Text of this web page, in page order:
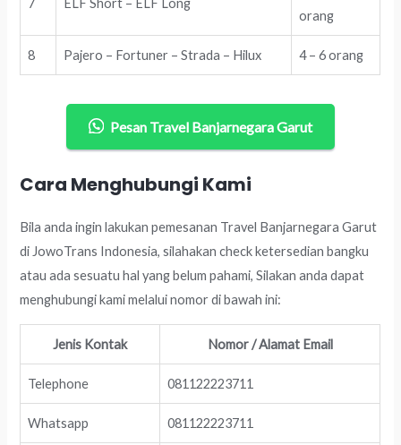
7 ELF Short – ELF Long
orang
8 Pajero – Fortuner – Strada – Hilux 4 – 6 orang
Pesan Travel Banjarnegara Garut
Cara Menghubungi Kami
Bila anda ingin lakukan pemesanan Travel Banjarnegara Garut
di JowoTrans Indonesia, silahakan check ketersedian bangku
atau ada sesuatu hal yang belum pahami, Silakan anda dapat
menghubungi kami melalui nomor di bawah ini:
Jenis Kontak Nomor / Alamat Email
Telephone 081122223711
Whatsapp 081122223711